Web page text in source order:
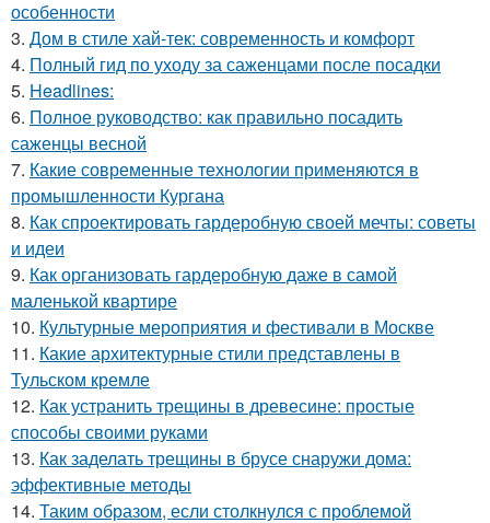
особенности
3. Дом в стиле хай-тек: современность и комфорт
4. Полный гид по уходу за саженцами после посадки
5. Headlines:
6. Полное руководство: как правильно посадить
саженцы весной
7. Какие современные технологии применяются в
промышленности Кургана
8. Как спроектировать гардеробную своей мечты: советы
и идеи
9. Как организовать гардеробную даже в самой
маленькой квартире
10. Культурные мероприятия и фестивали в Москве
11. Какие архитектурные стили представлены в
Тульском кремле
12. Как устранить трещины в древесине: простые
способы своими руками
13. Как заделать трещины в брусе снаружи дома:
эффективные методы
14. Таким образом, если столкнулся с проблемой